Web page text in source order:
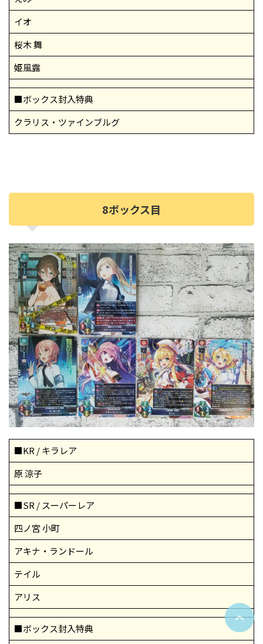
イオ
桜木 舞
姫風露
■ボックス封入特典
クラリス・ツァインブルグ
8ボックス目
■KR / キラレア
原 涼子
■SR / スーパーレア
四ノ宮 小町
アキナ・ランドール
テイル
アリス
■ボックス封入特典